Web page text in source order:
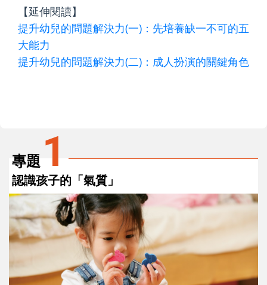
【延伸閱讀】
提升幼兒的問題解決力(一)：先培養缺一不可的五
大能力
提升幼兒的問題解決力(二)：成人扮演的關鍵角色
專題 1
認識孩子的「氣質」